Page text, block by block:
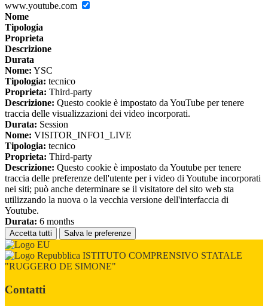
www.youtube.com
Nome
Tipologia
Proprieta
Descrizione
Durata
Nome: YSC
Tipologia: tecnico
Proprieta: Third-party
Descrizione: Questo cookie è impostato da YouTube per tenere
traccia delle visualizzazioni dei video incorporati.
Durata: Session
Nome: VISITOR_INFO1_LIVE
Tipologia: tecnico
Proprieta: Third-party
Descrizione: Questo cookie è impostato da Youtube per tenere
traccia delle preferenze dell'utente per i video di Youtube incorporati
nei siti; può anche determinare se il visitatore del sito web sta
utilizzando la nuova o la vecchia versione dell'interfaccia di
Youtube.
Durata: 6 months
Accetta tutti Salva le preferenze
ISTITUTO COMPRENSIVO STATALE
"RUGGERO DE SIMONE"
Contatti